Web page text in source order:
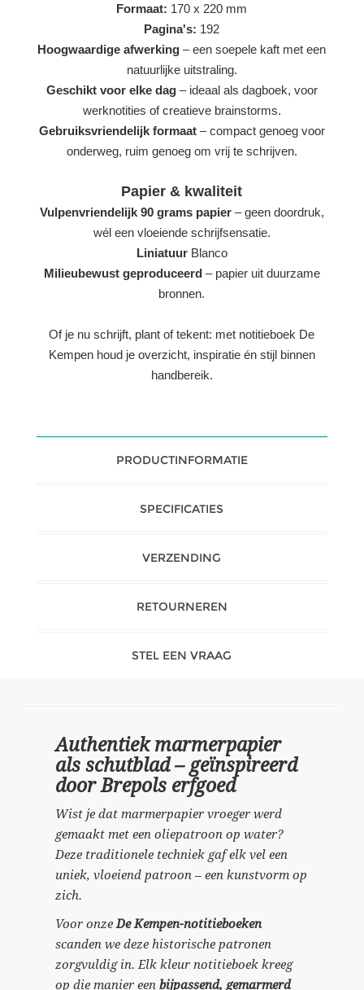
Formaat: 170 x 220 mm
Pagina's: 192
Hoogwaardige afwerking – een soepele kaft met een
natuurlijke uitstraling.
Geschikt voor elke dag– ideaal als dagboek, voor
werknotities of creatieve brainstorms.
Gebruiksvriendelijk formaat– compact genoeg voor
onderweg, ruim genoeg om vrij te schrijven.
Papier & kwaliteit
Vulpenvriendelijk 90 grams papier– geen doordruk,
wél een vloeiende schrijfsensatie.
LiniatuurBlanco
Milieubewust geproduceerd– papier uit duurzame
bronnen.
Of je nu schrijft, plant of tekent: met notitieboek De
Kempen houd je overzicht, inspiratie én stijl binnen
handbereik.
PRODUCTINFORMATIE
SPECIFICATIES
VERZENDING
RETOURNEREN
STEL EEN VRAAG
Authentiek marmerpapier
als schutblad – geïnspireerd
door Brepols erfgoed
Wist je dat marmerpapier vroeger werd
gemaakt met een oliepatroon op water?
Deze traditionele techniek gaf elk vel een
uniek, vloeiend patroon – een kunstvorm op
zich.
Voor onzeDe Kempen-notitieboeken
scanden we deze historische patronen
zorgvuldig in. Elk kleur notitieboek kreeg
op die manier eenbijpassend, gemarmerd